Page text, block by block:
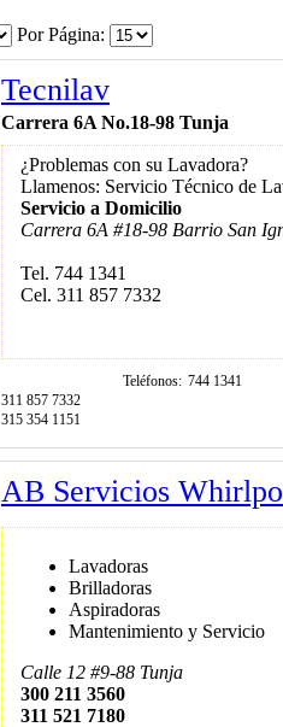
Por Página
Tecnilav
Carrera 6A No.18-98 Tunja
¿Problemas con su Lavadora?
Llamenos: Servicio Técnico de
Servicio a Domicilio
Carrera 6A #18-98 Barrio San
Tel. 744 1341
Cel. 311 857 7332
Teléfonos 744 1341
311 857 7332
315 354 1151
AB Servicios
Lavadoras
Brilladoras
Aspiradoras
Mantenimiento y Servicio
Calle 12 #9-88 Tunja
300 211 3560
311 521 7180